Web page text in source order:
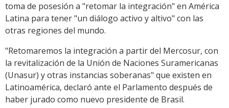
toma de posesión a "retomar la integración" en América
Latina para tener "un diálogo activo y altivo" con las
otras regiones del mundo.
"Retomaremos la integración a partir del Mercosur, con
la revitalización de la Unión de Naciones Suramericanas
(Unasur) y otras instancias soberanas" que existen en
Latinoamérica, declaró ante el Parlamento después de
haber jurado como nuevo presidente de Brasil.